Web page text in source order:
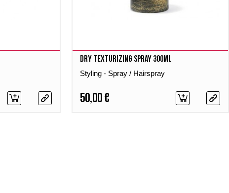
Dry Texturizing Spray 300ml
Styling - Spray / Hairspray
50,00 €